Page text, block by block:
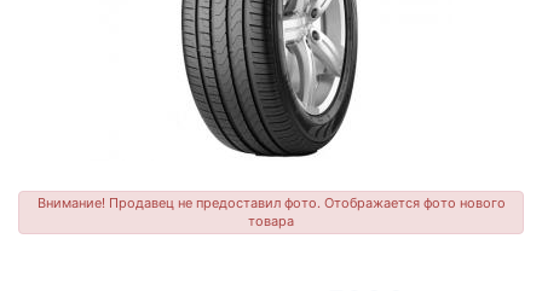
Внимание! Продавец не предоставил фото. Отображается фото нового
товара